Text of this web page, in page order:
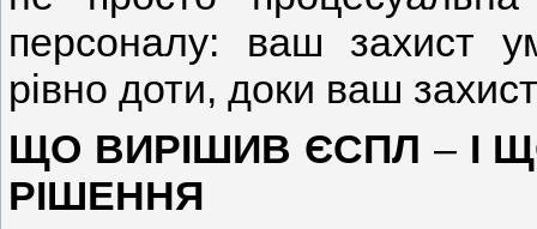
персоналу: ваш захист
рівно доти, доки ваш
ЩО ВИРІШИВ ЄСПЛ – І
РІШЕННЯ